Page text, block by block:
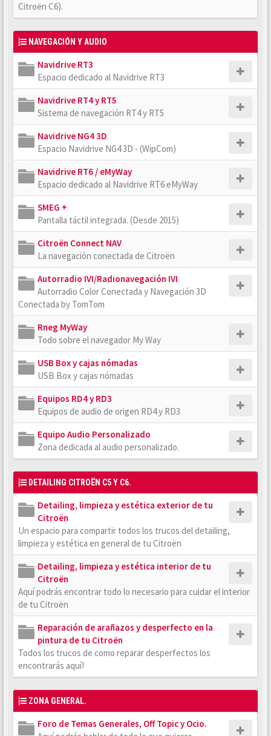
Citroën C6).
NAVEGACIÓN Y AUDIO
Navidrive RT3
Espacio dedicado al Navidrive RT3
Navidrive RT4 y RT5
Sistema de navegación RT4 y RT5
Navidrive NG4 3D
Espacio Navidrive NG4 3D - (WipCom)
Navidrive RT6 / eMyWay
Espacio dedicado al Navidrive RT6 eMyWay
SMEG +
Pantalla táctil integrada. (Desde 2015)
Citroën Connect NAV
La navegación conectada de Citroën
Autorradio IVI/Radionavegación IVI
Autorradio Color Conectada y Navegación 3D
Conectada by TomTom
Rneg MyWay
Todo sobre el navegador My Way
USB Box y cajas nómadas
USB Box y cajas nómadas
Equipos RD4 y RD3
Equipos de audio de origen RD4 y RD3
Equipo Audio Personalizado
Zona dedicada al audio personalizado.
DETAILING CITROËN C5 Y C6.
Detailing, limpieza y estética exterior de tu
Citroën
Un espacio para compartir todos los trucos del detailing,
limpieza y estética en general de tu Citroën
Detailing, limpieza y estética interior de tu
Citroën
Aquí podrás encontrar todo lo necesario para cuidar el interior
de tu Citroën
Reparación de arañazos y desperfecto en la
pintura de tu Citroën
Todos los trucos de como reparar desperfectos los
encontrarás aquí!
ZONA GENERAL.
Foro de Temas Generales, Off Topic y Ocio.